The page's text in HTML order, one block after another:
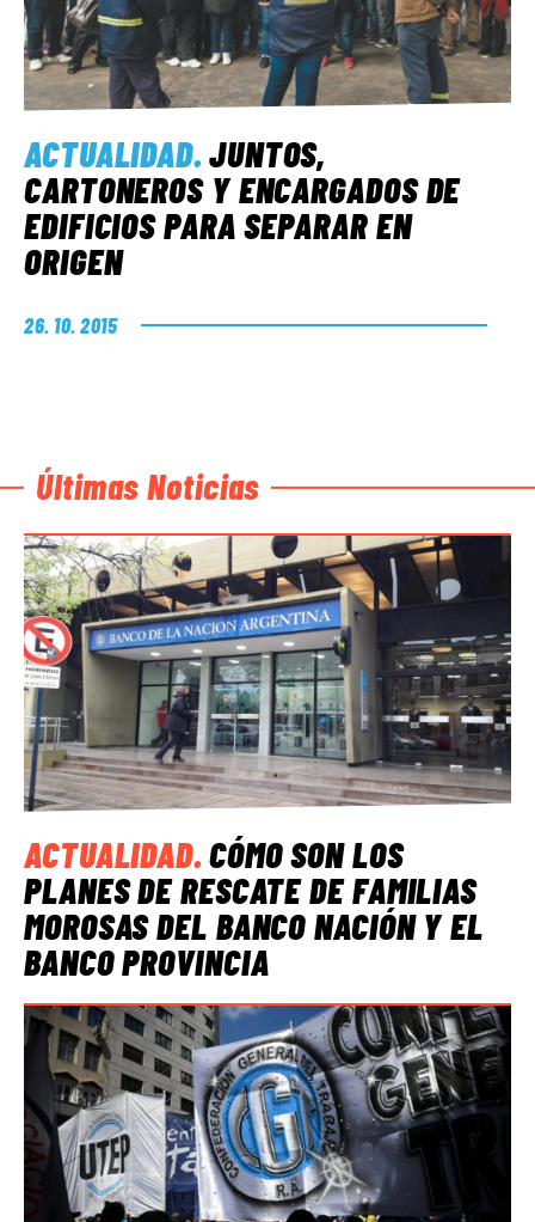
ACTUALIDAD.JUNTOS,
CARTONEROS Y ENCARGADOS DE
EDIFICIOS PARA SEPARAR EN
ORIGEN
26. 10. 2015
Últimas Noticias
ACTUALIDAD.CÓMO SON LOS
PLANES DE RESCATE DE FAMILIAS
MOROSAS DEL BANCO NACIÓN Y EL
BANCO PROVINCIA